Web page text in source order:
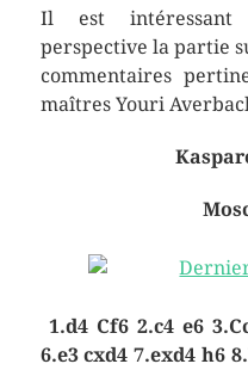
Il est intéressant
perspective la partie
commentaires
maîtres Youri
1.d4 Cf6 2.c4 e6
6.e3 cxd4 7.exd4 h6